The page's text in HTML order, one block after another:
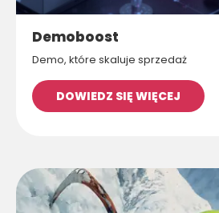
Demoboost
Demo, które skaluje sprzedaż
DOWIEDZ SIĘ WIĘCEJ